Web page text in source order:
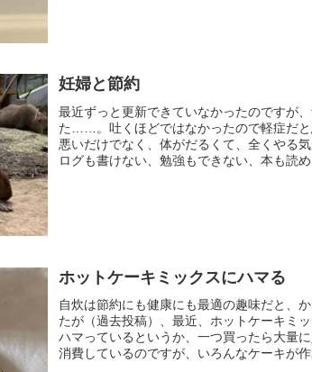
妊婦と節約
最近ずっと更新できていなかったのですが
た……。吐くほどではなかったので軽症だ
悪いだけでなく、体がだるくて、全くやる
ログも書けない、勉強もできない、本も読め
ホットケーキミックスにハマる
自炊は節約にも健康にも最適の趣味だと、
たが（過去投稿）、最近、ホットケーキミ
ハマっているというか、一つ買ったら大量
消費しているのですが、いろんなケーキが作